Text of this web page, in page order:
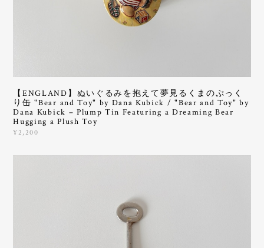
【ENGLAND】ぬいぐるみを抱えて夢見るくまのぷっく
り缶 "Bear and Toy" by Dana Kubick / "Bear and Toy" by
Dana Kubick – Plump Tin Featuring a Dreaming Bear
Hugging a Plush Toy
¥2,200